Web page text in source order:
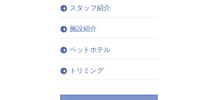
スタッフ紹介
施設紹介
ペットホテル
トリミング